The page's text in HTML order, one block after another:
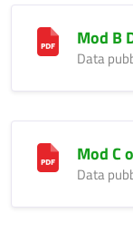
Mod B
Data
Mod C
Data